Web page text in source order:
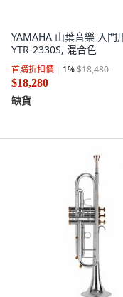
YAMAHA 山葉音樂 入門
YTR-2330S, 混合色
首購折扣價 1%$18,480
$18,280
缺貨